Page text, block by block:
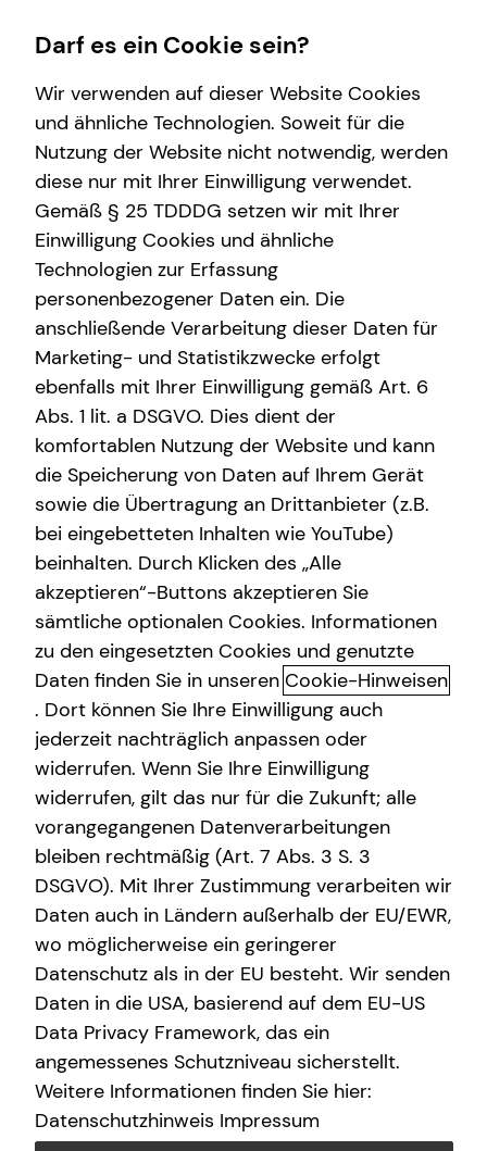
Karriere-Infos
Karrierechancen
Wissenswertes
Über mich
Über tecis
Service
Kundenportal
Finanzberatung
Immobilienfinanzierung
Investment
Altersvorsorge
Impressum
Rico Fucci
Selbstständiger Repräsentant für die tecis
Finanzdienstleistungen AG
Poststraße 5
79098 Freiburg
Mobil: +49 (162) 8508215
E-Mail:rico.fucci@tecis.de
Verantwortlicher im Sinne des § 18 Abs. 2
MStV
Rico Fucci
Poststraße 5
79098 Freiburg
Erlaubnis nach § 34d GewO​
Aufsichtsbehörde:
IHK Südlicher Oberrhein Freiburg
Schnewlinstraße 11-13
79098 Freiburg
Registrierungsnummer: D-LBPG-0KEFQ-01
Berufsbezeichnung: Versicherungsvertreter mit Erlaubnis
nach § 34 d Abs. 1 GewO Bundesrepublik Deutschland
Berufsrechtliche Regelungen: § 34 d Gewerbeordnung
Versicherungsvertrag (VVG), Verordnung über die
Versicherungsvermittlung und -beratung (VersVermV),
abrufbar unterwww.gesetze-im-internet.de
Erlaubnis nach § 34f GewO ​
Darf es ein Cookie sein?
Wir verwenden auf dieser Website Cookies
und ähnliche Technologien. Soweit für die
Nutzung der Website nicht notwendig, werden
diese nur mit Ihrer Einwilligung verwendet.
Gemäß § 25 TDDDG setzen wir mit Ihrer
Einwilligung Cookies und ähnliche
Technologien zur Erfassung
personenbezogener Daten ein. Die
anschließende Verarbeitung dieser Daten für
Marketing- und Statistikzwecke erfolgt
ebenfalls mit Ihrer Einwilligung gemäß Art. 6
Abs. 1 lit. a DSGVO. Dies dient der
komfortablen Nutzung der Website und kann
die Speicherung von Daten auf Ihrem Gerät
sowie die Übertragung an Drittanbieter (z.B.
bei eingebetteten Inhalten wie YouTube)
beinhalten. Durch Klicken des „Alle
akzeptieren“-Buttons akzeptieren Sie
sämtliche optionalen Cookies. Informationen
zu den eingesetzten Cookies und genutzte
Daten finden Sie in unseren Cookie-Hinweisen
. Dort können Sie Ihre Einwilligung auch
jederzeit nachträglich anpassen oder
widerrufen. Wenn Sie Ihre Einwilligung
widerrufen, gilt das nur für die Zukunft; alle
vorangegangenen Datenverarbeitungen
bleiben rechtmäßig (Art. 7 Abs. 3 S. 3
DSGVO). Mit Ihrer Zustimmung verarbeiten wir
Daten auch in Ländern außerhalb der EU/EWR,
wo möglicherweise ein geringerer
Datenschutz als in der EU besteht. Wir senden
Daten in die USA, basierend auf dem EU-US
Data Privacy Framework, das ein
angemessenes Schutzniveau sicherstellt.
Weitere Informationen finden Sie hier:
Datenschutzhinweis Impressum